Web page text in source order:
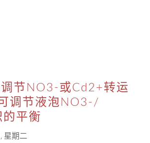
节NO3-或Cd2+转运
调节液泡NO3-/
平衡
星期二